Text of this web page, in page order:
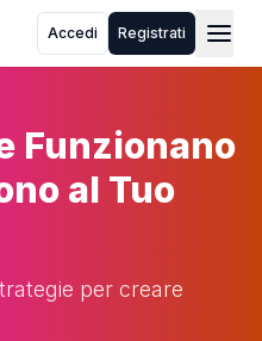
Accedi Registrati
Funzionano
al Tuo
per creare